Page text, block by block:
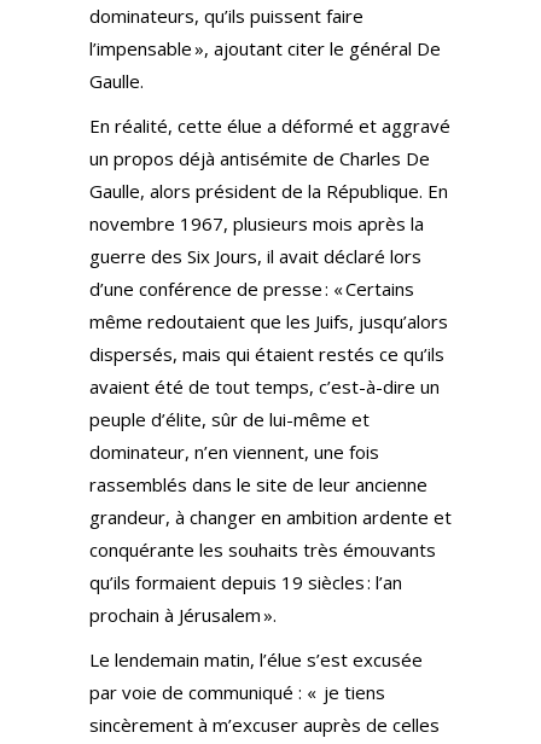
dominateurs, qu’ils puissent faire
l’impensable », ajoutant citer le général De
Gaulle.
En réalité, cette élue a déformé et aggravé
un propos déjà antisémite de Charles De
Gaulle, alors président de la République. En
novembre 1967, plusieurs mois après la
guerre des Six Jours, il avait déclaré lors
d’une conférence de presse : « Certains
même redoutaient que les Juifs, jusqu’alors
dispersés, mais qui étaient restés ce qu’ils
avaient été de tout temps, c’est-à-dire un
peuple d’élite, sûr de lui-même et
dominateur, n’en viennent, une fois
rassemblés dans le site de leur ancienne
grandeur, à changer en ambition ardente et
conquérante les souhaits très émouvants
qu’ils formaient depuis 19 siècles : l’an
prochain à Jérusalem ».
Le lendemain matin, l’élue s’est excusée
par voie de communiqué : « je tiens
sincèrement à m’excuser auprès de celles